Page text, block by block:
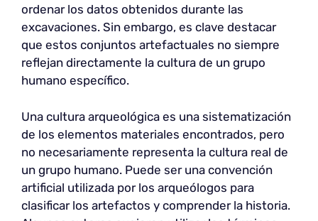
ordenar los datos obtenidos durante las
excavaciones. Sin embargo, es clave destacar
que estos conjuntos artefactuales no siempre
reflejan directamente la cultura de un grupo
humano específico.
Una cultura arqueológica es una sistematización
de los elementos materiales encontrados, pero
no necesariamente representa la cultura real de
un grupo humano. Puede ser una convención
artificial utilizada por los arqueólogos para
clasificar los artefactos y comprender la historia.